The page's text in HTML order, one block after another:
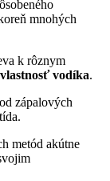
mnohých
k rôznym
vodíka.
zápalových
metód akútne